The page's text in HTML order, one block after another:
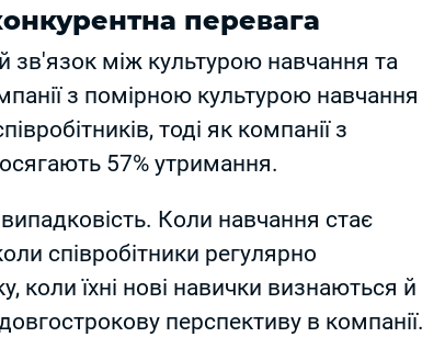
перевага
між культурою навчання та
з помірною культурою навчання
тоді як компанії з
57% утримання.
випадковість. Коли навчання стає
співробітники регулярно
коли їхні нові навички визнаються й
перспективу в компанії.